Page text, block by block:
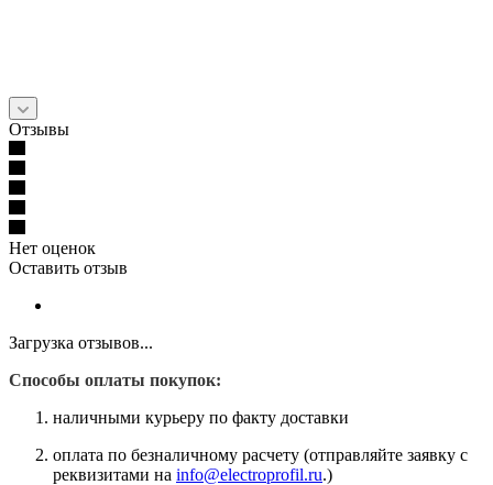
Отзывы
Нет оценок
Оставить отзыв
Загрузка отзывов...
Способы оплаты покупок:
наличными курьеру по факту доставки
оплата по безналичному расчету (отправляйте заявку с
реквизитами на info@electroprofil.ru.)